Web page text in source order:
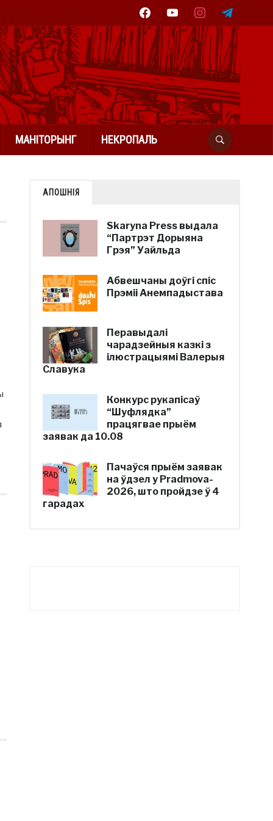
facebookyoutube instagramtelegram
МАНІТОРЫНГ НЕКРОПАЛЬ
АПОШНІЯ
Skaryna Press выдала
“Партрэт Дорыяна
Грэя” Уайльда
Абвешчаны доўгі спіс
Прэміі Анемпадыстава
Перавыдалі
чарадзейныя казкі з
ілюстрацыямі Валерыя
Славука
Конкурс рукапісаў
“Шуфлядка”
працягвае прыём
заявак да 10.08
Пачаўся прыём заявак
на ўдзел у Pradmova-
2026, што пройдзе ў 4
гарадах